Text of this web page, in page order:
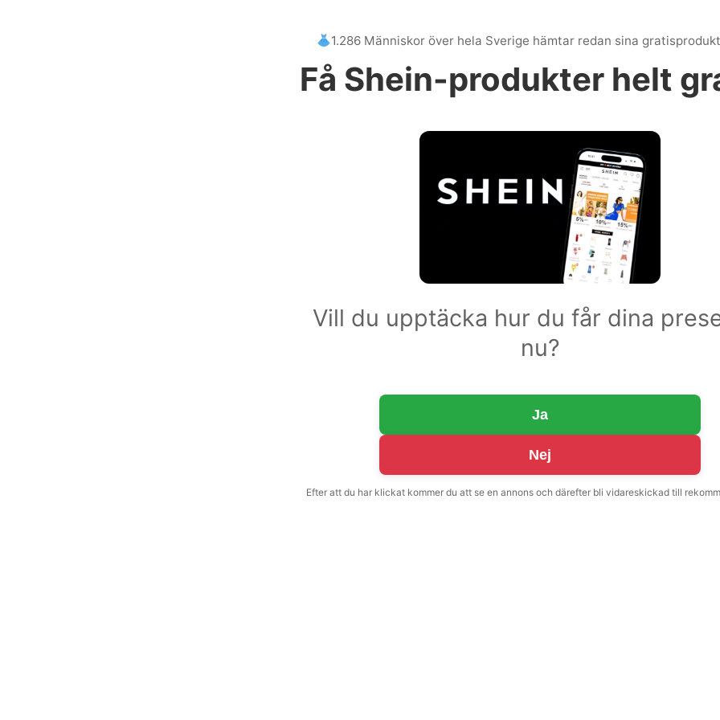
1.286 Människor över hela Sverige hämtar redan sina
Få Shein-produkter helt
Vill du upptäcka hur du får dina
nu?
Ja
Nej
Efter att du har klickat kommer du att se en annons och därefter bli vidareskickad till